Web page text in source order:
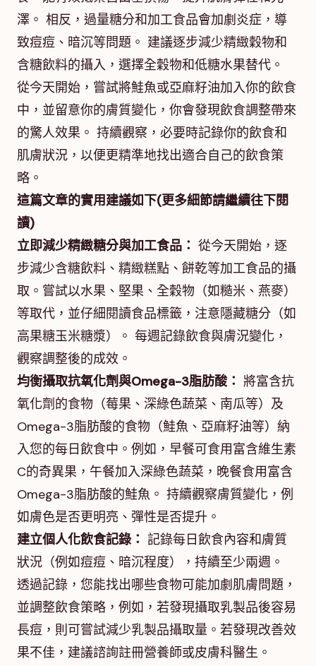
澤。 相反，過量糖分和加工食品會加劇炎症，導
致痘痘、暗沉等問題。 建議逐步減少精緻穀物和
含糖飲料的攝入，選擇全穀物和低糖水果替代。
從今天開始，嘗試將鮭魚或亞麻籽油加入你的飲食
中，並留意你的膚質變化，你會發現飲食調整帶來
的驚人效果。 持續觀察，必要時記錄你的飲食和
肌膚狀況，以便更精準地找出適合自己的飲食策
略。
這篇文章的實用建議如下(更多細節請繼續往下閱
讀)
立即減少精緻糖分與加工食品： 從今天開始，逐
步減少含糖飲料、精緻糕點、餅乾等加工食品的攝
取。嘗試以水果、堅果、全穀物（如糙米、燕麥）
等取代，並仔細閱讀食品標籤，注意隱藏糖分（如
高果糖玉米糖漿）。 每週記錄飲食與膚況變化，
觀察調整後的成效。
均衡攝取抗氧化劑與Omega-3脂肪酸： 將富含抗
氧化劑的食物（莓果、深綠色蔬菜、南瓜等）及
Omega-3脂肪酸的食物（鮭魚、亞麻籽油等）納
入您的每日飲食中。例如，早餐可食用富含維生素
C的奇異果，午餐加入深綠色蔬菜，晚餐食用富含
Omega-3脂肪酸的鮭魚。 持續觀察膚質變化，例
如膚色是否更明亮、彈性是否提升。
建立個人化飲食記錄： 記錄每日飲食內容和膚質
狀況（例如痘痘、暗沉程度），持續至少兩週。
透過記錄，您能找出哪些食物可能加劇肌膚問題，
並調整飲食策略，例如，若發現攝取乳製品後容易
長痘，則可嘗試減少乳製品攝取量。若發現改善效
果不佳，建議諮詢註冊營養師或皮膚科醫生。